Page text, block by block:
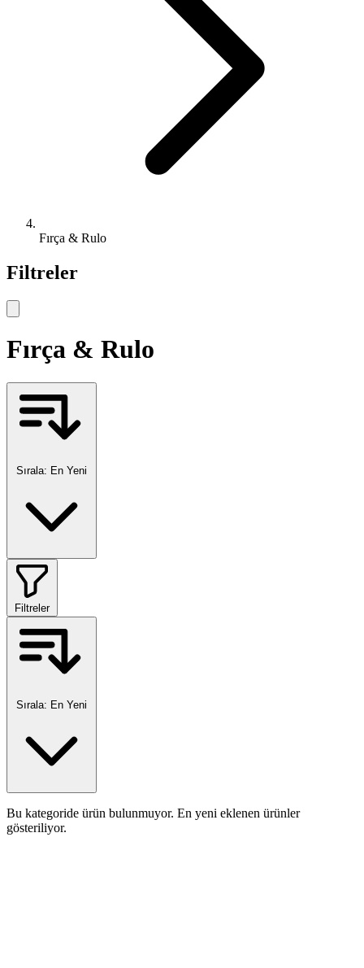
Fırça & Rulo
Filtreler
Fırça & Rulo
Sırala: En Yeni
Filtreler
Sırala: En Yeni
Bu kategoride ürün bulunmuyor. En yeni eklenen ürünler
gösteriliyor.